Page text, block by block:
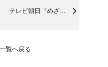
テレビ朝日『めざせ!切り出し職人』3/7...
覧へ戻る